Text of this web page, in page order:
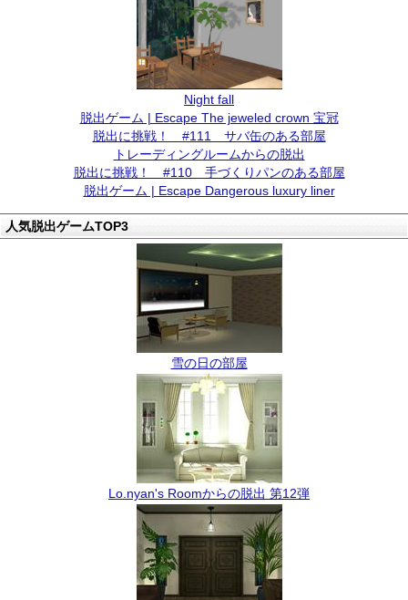
Night fall
脱出ゲーム | Escape The jeweled crown 宝冠
脱出に挑戦！ #111 サバ缶のある部屋
トレーディングルームからの脱出
脱出に挑戦！ #110 手づくりパンのある部屋
脱出ゲーム | Escape Dangerous luxury liner
人気脱出ゲームTOP3
雪の日の部屋
Lo.nyan's Roomからの脱出 第12弾